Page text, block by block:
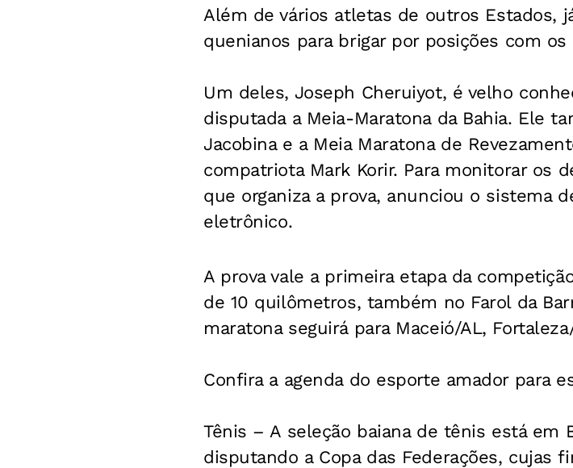
Além de vários atletas de outros Estados,
quenianos para brigar por posições com
Um deles, Joseph Cheruiyot, é velho
disputada a Meia-Maratona da Bahia. Ele
Jacobina e a Meia Maratona de
compatriota Mark Korir. Para monitorar os
que organiza a prova, anunciou o sistema
eletrônico.
A prova vale a primeira etapa da
de 10 quilômetros, também no Farol da
maratona seguirá para Maceió/AL,
Confira a agenda do esporte amador para
Tênis – A seleção baiana de tênis está em
disputando a Copa das Federações, cujas